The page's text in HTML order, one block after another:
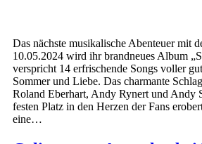
Das nächste musikalische Abenteuer mit
10.05.2024 wird ihr brandneues Album
verspricht 14 erfrischende Songs voller
Sommer und Liebe. Das charmante
Roland Eberhart, Andy Rynert und Andy
festen Platz in den Herzen der Fans
eine…